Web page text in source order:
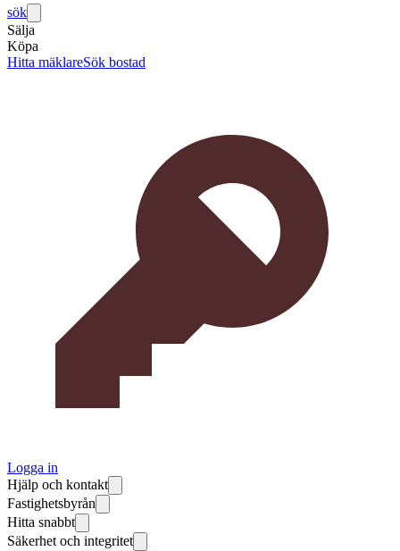
sök
Sälja
Köpa
Hitta mäklareSök bostad
Logga in
Hjälp och kontakt
Fastighetsbyrån
Hitta snabbt
Säkerhet och integritet